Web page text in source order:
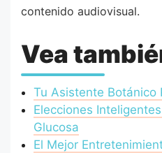
contenido audiovisual.
Vea
Tu Asistente Botánico
Elecciones
Glucosa
El Mejor